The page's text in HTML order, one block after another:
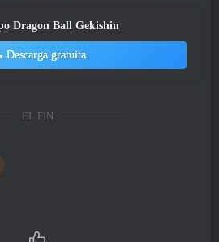
Dragon Ball Gekishin
Descarga gratuita
EL FIN